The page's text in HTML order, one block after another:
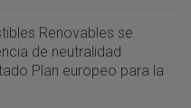
Renovables se
de neutralidad
Plan europeo para la